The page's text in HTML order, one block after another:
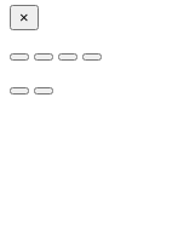
×